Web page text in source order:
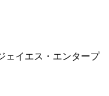
ェイエス・エンタープ